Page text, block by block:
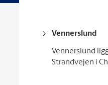
Vennerslund
Vennerslund
Strandvejen i